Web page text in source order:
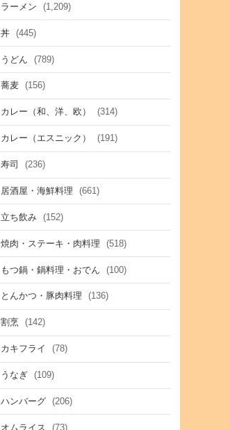
ラーメン (1,209)
丼 (445)
うどん (789)
蕎麦 (156)
カレー（和、洋、欧） (314)
カレー（エスニック） (191)
寿司 (236)
居酒屋・海鮮料理 (661)
立ち飲み (152)
焼肉・ステーキ・肉料理 (518)
もつ鍋・鍋料理・おでん (100)
とんかつ・豚肉料理 (136)
割烹 (142)
カキフライ (78)
うなぎ (109)
ハンバーグ (206)
オムライス (73)